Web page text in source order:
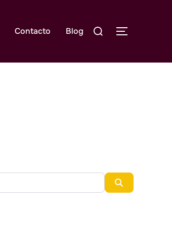
Contacto Blog
Buscar: